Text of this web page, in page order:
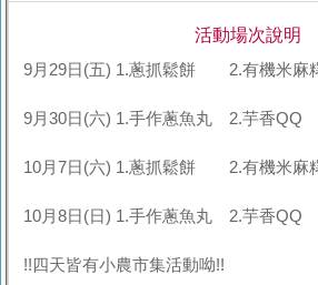
活動場次說明
9月29日(五) 1.蔥抓鬆餅 2.有機米麻
9月30日(六) 1.手作蔥魚丸 2.芋香QQ
10月7日(六) 1.蔥抓鬆餅 2.有機米麻
10月8日(日) 1.手作蔥魚丸 2.芋香QQ
!!四天皆有小農市集活動呦!!